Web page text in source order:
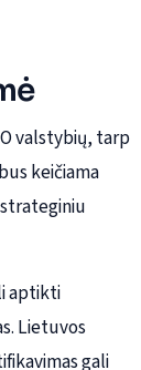
valstybių, tarp
keičiama
aptikti
Lietuvos
gali